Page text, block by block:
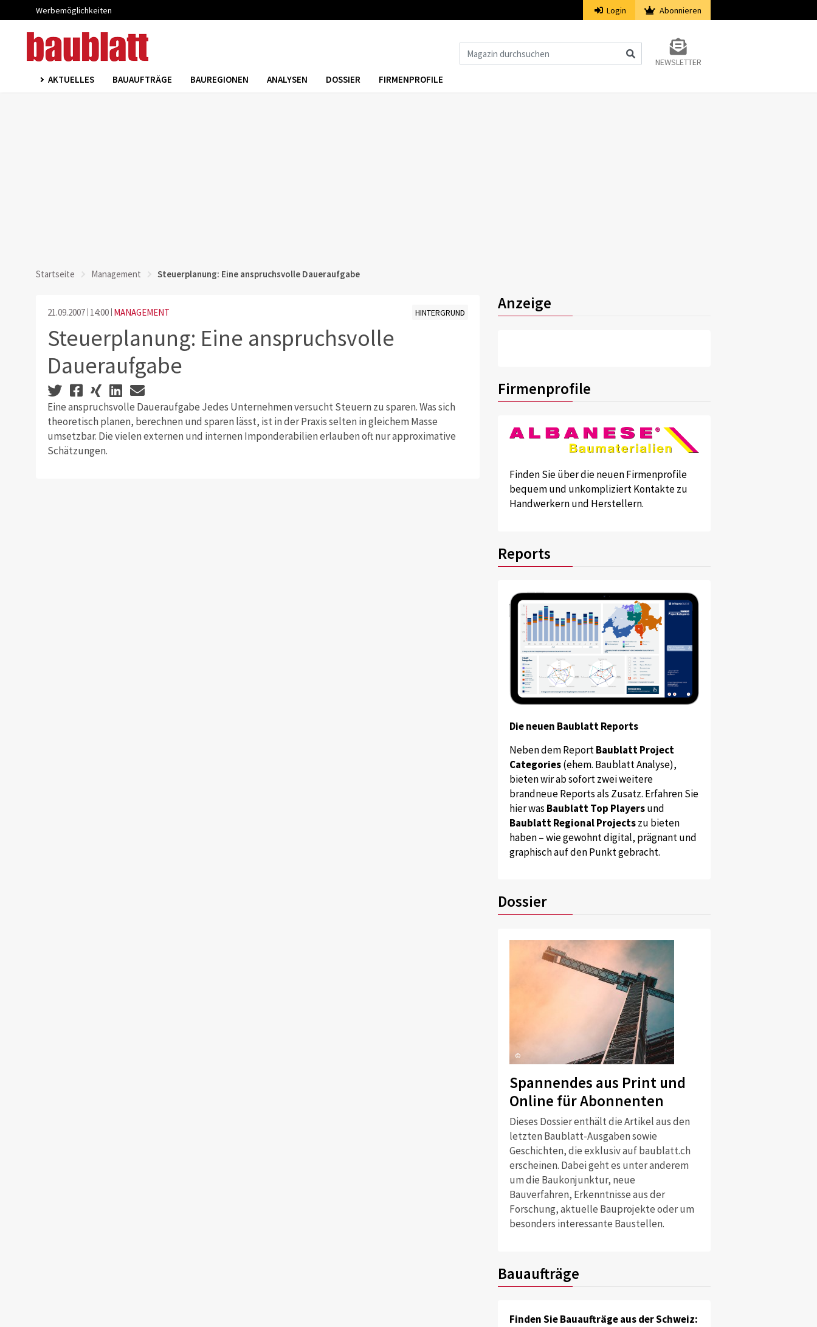
Werbemöglichkeiten Login Abonnieren
NEWSLETTER
AKTUELLES BAUAUFTRÄGE BAUREGIONEN ANALYSEN DOSSIER FIRMENPROFILE
Startseite Management Steuerplanung: Eine anspruchsvolle Daueraufgabe
21.09.2007 14:00 MANAGEMENT HINTERGRUND
Steuerplanung: Eine anspruchsvolle
Daueraufgabe
Eine anspruchsvolle Daueraufgabe Jedes Unternehmen versucht Steuern zu sparen. Was sich
theoretisch planen, berechnen und sparen lässt, ist in der Praxis selten in gleichem Masse
umsetzbar. Die vielen externen und internen Imponderabilien erlauben oft nur approximative
Schätzungen.
Anzeige
Firmenprofile
Finden Sie über die neuen Firmenprofile
bequem und unkompliziert Kontakte zu
Handwerkern und Herstellern.
Reports
Die neuen Baublatt Reports
Neben dem ReportBaublatt Project
Categories(ehem. Baublatt Analyse),
bieten wir ab sofort zwei weitere
brandneue Reports als Zusatz. Erfahren Sie
hier was Baublatt Top Playersund
Baublatt Regional Projectszu bieten
haben – wie gewohnt digital, prägnant und
graphisch auf den Punkt gebracht.
Dossier
©
Spannendes aus Print und
Online für Abonnenten
Dieses Dossier enthält die Artikel aus den
letzten Baublatt-Ausgaben sowie
Geschichten, die exklusiv auf baublatt.ch
erscheinen. Dabei geht es unter anderem
um die Baukonjunktur, neue
Bauverfahren, Erkenntnisse aus der
Forschung, aktuelle Bauprojekte oder um
besonders interessante Baustellen.
Bauaufträge
Finden Sie Bauaufträge aus der Schweiz: